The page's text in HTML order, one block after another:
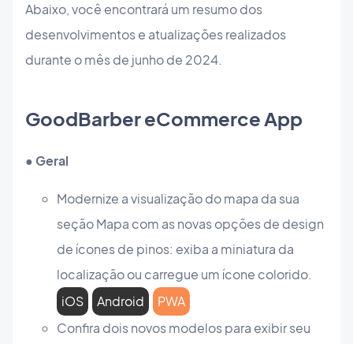
Abaixo, você encontrará um resumo dos
desenvolvimentos e atualizações realizados
durante o mês de junho de 2024.
GoodBarber eCommerce App
● Geral
Modernize a visualização do mapa da sua
seção Mapa com as novas opções de design
de ícones de pinos: exiba a miniatura da
localização ou carregue um ícone colorido.
iOS
Android
PWA
Confira dois novos modelos para exibir seu